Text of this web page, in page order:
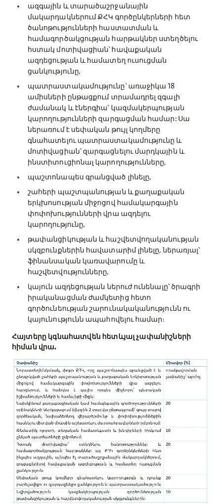
ազգային և տարածաշրջանային
մակարդակներում ՔՀԿ գործընկերների հետ
ծանոթությունների հաստատման և
համագործակցության հարթակներ ստեղծելու
հստակ մոտիվացիան՝ հավաքական
ազդեցության և համատեղ ուսուցման
ցանկությունը,
պատրաստակամությունը՝ առաջիկա 18
ամիսների ընթացքում տրամադրել զգալի
ժամանակ և էներգիա՝ կազմակերպության
կարողությունների զարգացման համար: Սա
ներառում է սեփական թույլ կողմերը
գնահատելու պատրաստակամությունը և
մոտիվացիան՝ զարգացնելու մարդկային և
ինստիտուցիոնալ կարողությունները,
պաշտոնապես գրանցված լինելը,
շահերի պաշտպանության և քաղաքական
երկխոսության միջոցով համակարգային
փոփոխությունների վրա ազդելու
կարողությունը,
թափանցիկության և հաշվետվողականության
սկզբունքներին հավատարիմ լինելը, ներառյալ՝
ֆինանսական կառավարումը և
հաշվետվությունները,
կայուն ազդեցության ներուժ ունենալը՝ ծրագրի
իրականացման ժամկետից հետո
գործունեության շարունակականությունն ու
կայունությունն ապահովելու համար։
Հայտերը կգնահատվեն հետևյալ չափանիշների
հիման վրա.